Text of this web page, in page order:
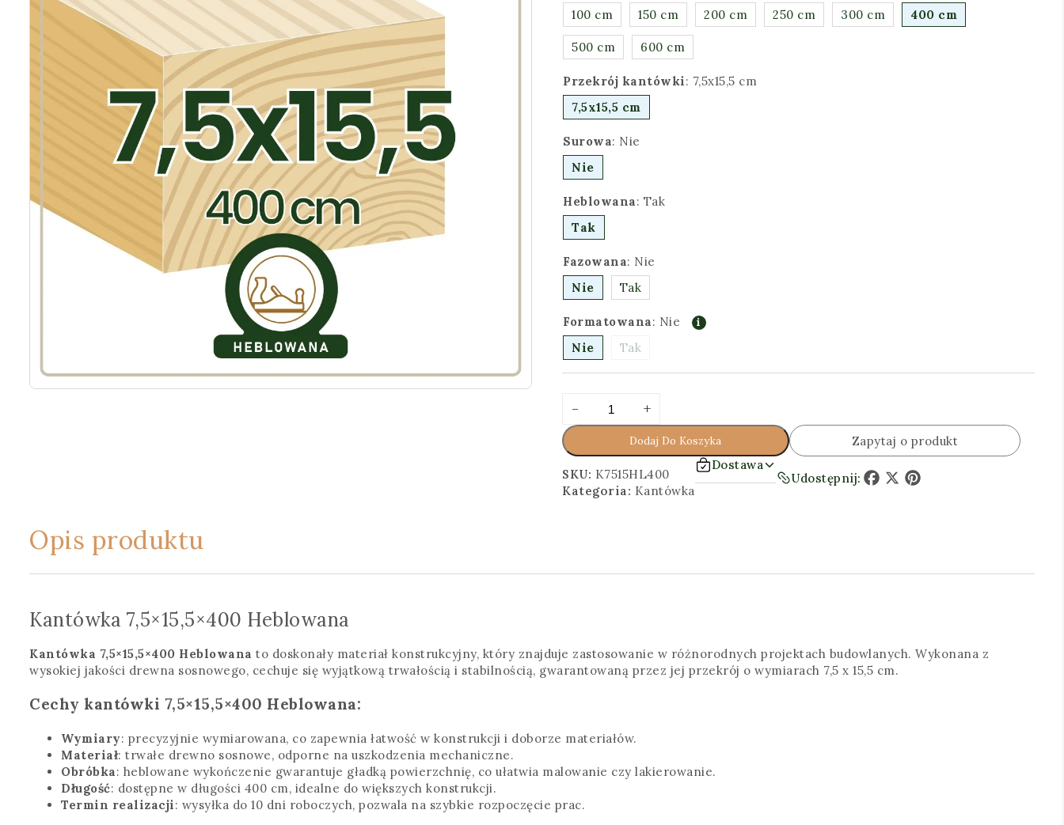
100 cm
150 cm 200 cm 250 cm 300 cm 400 cm
500 cm 600 cm
Przekrój kantówki: 7,5x15,5 cm
7,5x15,5 cm
Surowa: Nie
Nie
Heblowana: Tak
Tak
Fazowana: Nie
Nie
Tak
Formatowana: Nie
Nie
Tak
-
Kantówka
7,5x15,5x400
[cm]
Heblowana
+
Dodaj Do Koszyka
Alternative:
Zapytaj o produkt
SKU: K7515HL400
Kategoria: Kantówka
Dostawa
Udostępnij:
Opis produktu
Kantówka 7,5×15,5×400 Heblowana
Kantówka 7,5×15,5×400 Heblowana to doskonały materiał konstrukcyjny, który znajduje zastosowanie w różnorodnych projektach budowlanych. Wykonana z
wysokiej jakości drewna sosnowego, cechuje się wyjątkową trwałością i stabilnością, gwarantowaną przez jej przekrój o wymiarach 7,5 x 15,5 cm.
Cechy kantówki 7,5×15,5×400 Heblowana:
Wymiary: precyzyjnie wymiarowana, co zapewnia łatwość w konstrukcji i doborze materiałów.
Materiał: trwałe drewno sosnowe, odporne na uszkodzenia mechaniczne.
Obróbka: heblowane wykończenie gwarantuje gładką powierzchnię, co ułatwia malowanie czy lakierowanie.
Długość: dostępne w długości 400 cm, idealne do większych konstrukcji.
Termin realizacji: wysyłka do 10 dni roboczych, pozwala na szybkie rozpoczęcie prac.